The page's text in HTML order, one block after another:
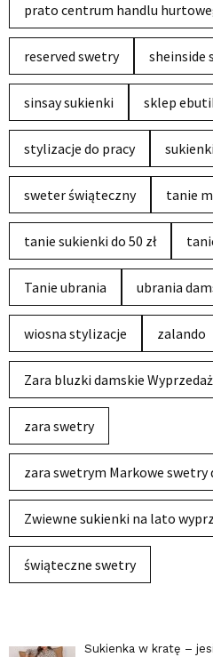
prato centrum handlu
reserved swetry sheinside
sinsay sukienki sklep
stylizacje do pracy sukienki
sweter świąteczny tanie
tanie sukienki do 50 zł
Tanie ubrania ubrania
wiosna stylizacje zalando
Zara bluzki damskie Wyprzedaż
zara swetry
zara swetrym Markowe swetry
Zwiewne sukienki na lato
świąteczne swetry
Sukienka w kratę –